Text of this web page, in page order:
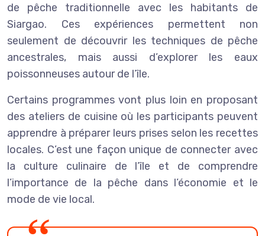
de pêche traditionnelle avec les habitants de
Siargao. Ces expériences permettent non
seulement de découvrir les techniques de pêche
ancestrales, mais aussi d’explorer les eaux
poissonneuses autour de l’île.
Certains programmes vont plus loin en proposant
des ateliers de cuisine où les participants peuvent
apprendre à préparer leurs prises selon les recettes
locales. C’est une façon unique de connecter avec
la culture culinaire de l’île et de comprendre
l’importance de la pêche dans l’économie et le
mode de vie local.